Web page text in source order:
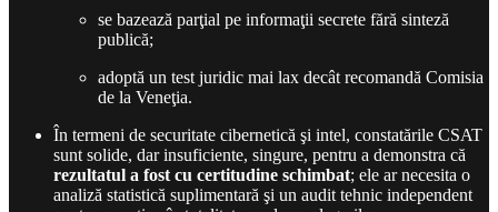
se bazează parţial pe informaţii secrete fără sinteză
publică;
adoptă un test juridic mai lax decât recomandă Comisia
de la Veneţia.
În termeni de securitate cibernetică şi intel, constatările CSAT
sunt solide, dar insuficiente, singure, pentru a demonstra că
rezultatul a fost cu certitudine schimbat; ele ar necesita o
analiză statistică suplimentară şi un audit tehnic independent